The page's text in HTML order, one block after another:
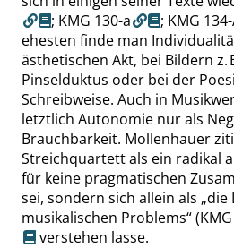
; KMG 130-a ; KMG
ehesten finde man
ästhetischen Akt, bei Bildern z.
Pinselduktus oder bei der
Schreibweise. Auch in
letztlich Autonomie nur als
Brauchbarkeit. Mollenhauer
Streichquartettals ein radikal
für keine pragmatischen
sei, sondern sich allein als „die
musikalischen Problems“
verstehen lasse.